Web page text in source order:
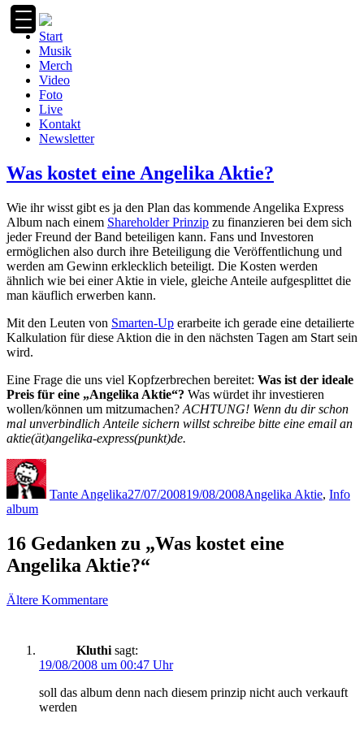
Zum
Inhalt
springen
Start
Musik
Merch
Video
Foto
Live
Kontakt
Newsletter
Was kostet eine Angelika Aktie?
Wie ihr wisst gibt es ja den Plan das kommende Angelika Express
Album nach einem Shareholder Prinzip zu finanzieren bei dem sich
jeder Freund der Band beteiligen kann. Fans und Investoren
ermöglichen also durch ihre Beteiligung die Veröffentlichung und
werden am Gewinn erklecklich beteiligt. Die Kosten werden
ähnlich wie bei einer Aktie in viele, gleiche Anteile aufgesplittet die
man käuflich erwerben kann.
Mit den Leuten von Smarten-Up erarbeite ich gerade eine detailierte
Kalkulation für diese Aktion die in den nächsten Tagen am Start sein
wird.
Eine Frage die uns viel Kopfzerbrechen bereitet: Was ist der ideale
Preis für eine „Angelika Aktie“? Was würdet ihr investieren
wollen/können um mitzumachen? ACHTUNG! Wenn du dir schon
mal unverbindlich Anteile sichern willst schreibe bitte eine email an
aktie(ät)angelika-express(punkt)de.
Autor
Tante Angelika27/07/200819/08/2008Angelika Aktie, Info
album
16 Gedanken zu „Was kostet eine
Angelika Aktie?“
Kommentarnavigation
Ältere Kommentare
Kluthi sagt:
19/08/2008 um 00:47 Uhr
soll das album denn nach diesem prinzip nicht auch verkauft
werden